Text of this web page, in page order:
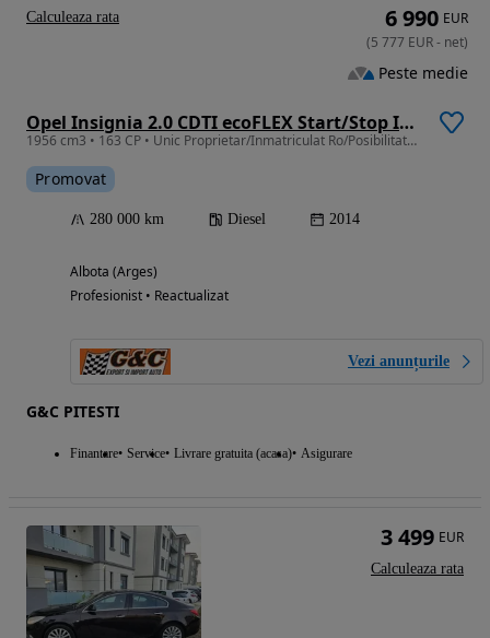
Opel Insignia 2.0 CDTI ecoFLEX Start/Stop Innovation
1956 cm3 • 163 CP • Unic Proprietar/Inmatriculat Ro/Posibilitate RATE //GARANTIE 12 LUNI
Promovat
280 000 km Diesel 2014
Albota (Arges)
Profesionist • Reactualizat
Vezi anunțurile
G&C PITESTI
Finantare Service Livrare gratuita (acasa) Asigurare
6 990 EUR
(5 777 EUR- net)
Peste medie
Calculeaza rata
3 499 EUR
Calculeaza rata